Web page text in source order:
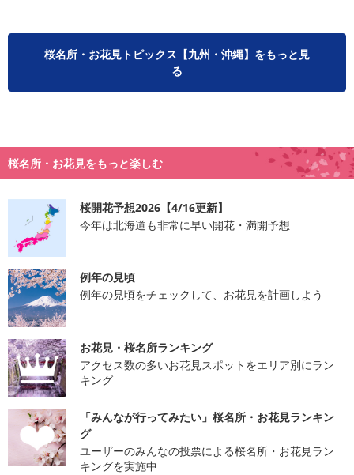
桜名所・お花見トピックス【九州・沖縄】をもっと見
る
桜名所・お花見をもっと楽しむ
桜開花予想2026【4/16更新】
今年は北海道も非常に早い開花・満開予想
例年の見頃
例年の見頃をチェックして、お花見を計画しよう
お花見・桜名所ランキング
アクセス数の多いお花見スポットをエリア別にラン
キング
「みんなが行ってみたい」桜名所・お花見ランキン
グ
ユーザーのみんなの投票による桜名所・お花見ラン
キングを実施中